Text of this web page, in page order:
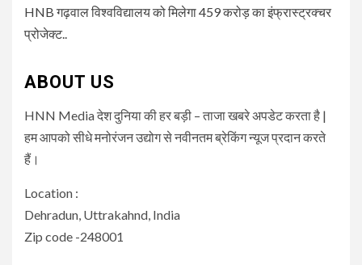
HNB गढ़वाल विश्वविद्यालय को मिलेगा 459 करोड़ का इंफ्रास्ट्रक्चर
प्रोजेक्ट..
ABOUT US
HNN Media देश दुनिया की हर बड़ी – ताजा खबरे अपडेट करता है |
हम आपको सीधे मनोरंजन उद्योग से नवीनतम ब्रेकिंग न्यूज प्रदान करते
हैं।
Location :
Dehradun, Uttrakahnd, India
Zip code -248001